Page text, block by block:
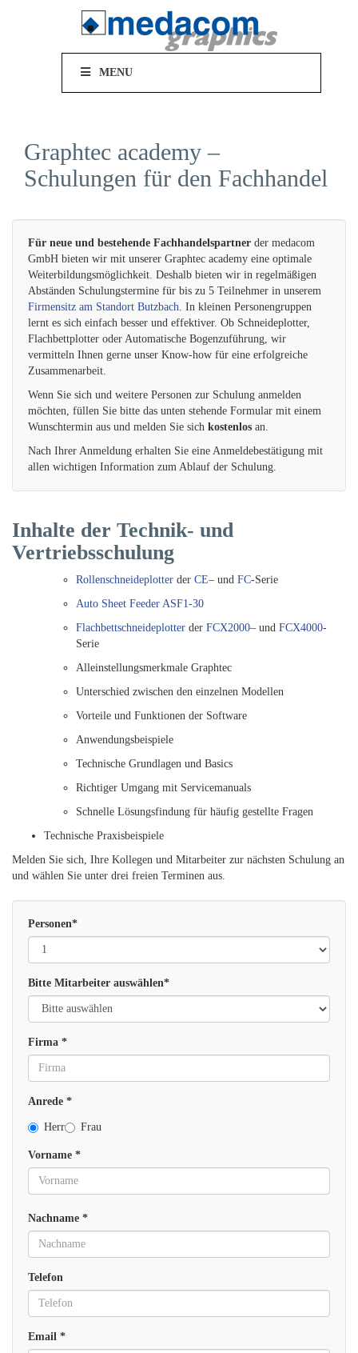
MENU
Graphtec academy –
Schulungen für den Fachhandel
Für neue und bestehende Fachhandelspartner der medacom
GmbH bieten wir mit unserer Graphtec academy eine optimale
Weiterbildungsmöglichkeit. Deshalb bieten wir in regelmäßigen
Abständen Schulungstermine für bis zu 5 Teilnehmer in unserem
Firmensitz am Standort Butzbach. In kleinen Personengruppen
lernt es sich einfach besser und effektiver. Ob Schneideplotter,
Flachbettplotter oder Automatische Bogenzuführung, wir
vermitteln Ihnen gerne unser Know-how für eine erfolgreiche
Zusammenarbeit.
Wenn Sie sich und weitere Personen zur Schulung anmelden
möchten, füllen Sie bitte das unten stehende Formular mit einem
Wunschtermin aus und melden Sie sich kostenlos an.
Nach Ihrer Anmeldung erhalten Sie eine Anmeldebestätigung mit
allen wichtigen Information zum Ablauf der Schulung.
Inhalte der Technik- und
Vertriebsschulung
Rollenschneideplotter der CE– und FC-Serie
Auto Sheet Feeder ASF1-30
Flachbettschneideplotter der FCX2000– und FCX4000-
Serie
Alleinstellungsmerkmale Graphtec
Unterschied zwischen den einzelnen Modellen
Vorteile und Funktionen der Software
Anwendungsbeispiele
Technische Grundlagen und Basics
Richtiger Umgang mit Servicemanuals
Schnelle Lösungsfindung für häufig gestellte Fragen
Technische Praxisbeispiele
Melden Sie sich, Ihre Kollegen und Mitarbeiter zur nächsten Schulung an
und wählen Sie unter drei freien Terminen aus.
Bitte lasse dieses Feld leer.
Personen*
Bitte Mitarbeiter auswählen*
Firma *
Anrede *
Herr Frau
Vorname *
Nachname *
Telefon
Email *